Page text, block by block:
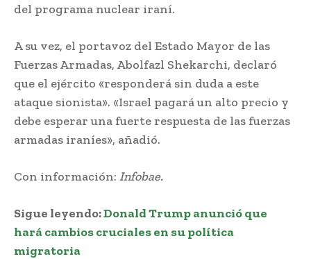
del programa nuclear iraní.
A su vez, el portavoz del Estado Mayor de las
Fuerzas Armadas, Abolfazl Shekarchi, declaró
que el ejército «responderá sin duda a este
ataque sionista». «Israel pagará un alto precio y
debe esperar una fuerte respuesta de las fuerzas
armadas iraníes», añadió.
Con información: Infobae.
Sigue leyendo:Donald Trump anunció que
hará cambios cruciales en su política
migratoria